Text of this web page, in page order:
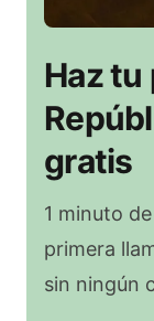
Haz tu
gratis
1 minuto
primera
sin ningún